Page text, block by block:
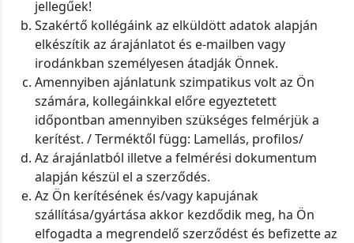
jellegűek!
Szakértő kollégáink az elküldött adatok alapján
elkészítik az árajánlatot és e-mailben vagy
irodánkban személyesen átadják Önnek.
Amennyiben ajánlatunk szimpatikus volt az Ön
számára, kollegáinkkal előre egyeztetett
időpontban amennyiben szükséges felmérjük a
kerítést. / Terméktől függ: Lamellás, profilos/
Az árajánlatból illetve a felmérési dokumentum
alapján készül el a szerződés.
Az Ön kerítésének és/vagy kapujának
szállítása/gyártása akkor kezdődik meg, ha Ön
elfogadta a megrendelő szerződést és befizette az